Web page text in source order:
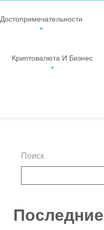
Достопримечательности
Криптовалюта И Бизнес
Поиск